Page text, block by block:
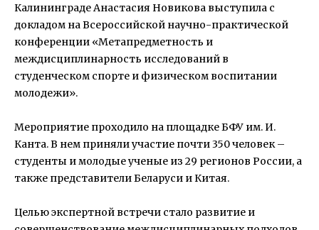
Калининграде Анастасия Новикова выступила с
докладом на Всероссийской научно-практической
конференции «Метапредметность и
междисциплинарность исследований в
студенческом спорте и физическом воспитании
молодежи».
Мероприятие проходило на площадке БФУ им. И.
Канта. В нем приняли участие почти 350 человек –
студенты и молодые ученые из 29 регионов России, а
также представители Беларуси и Китая.
Целью экспертной встречи стало развитие и